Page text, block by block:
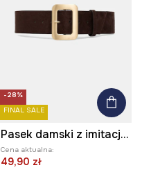
-28%
FINAL SALE
Pasek damski z imitacji zamszu
Cena aktualna:
49,90 zł